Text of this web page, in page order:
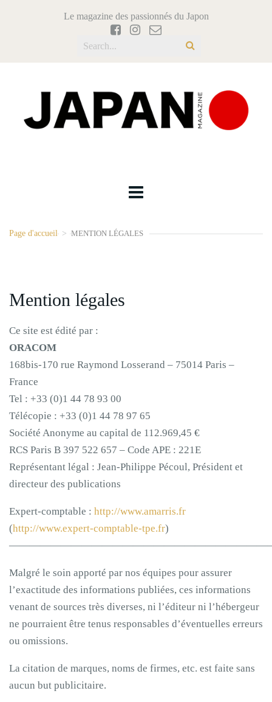
Le magazine des passionnés du Japon
Page d'accueil > MENTION LÉGALES
Mention légales
Ce site est édité par :
ORACOM
168bis-170 rue Raymond Losserand – 75014 Paris –
France
Tel : +33 (0)1 44 78 93 00
Télécopie : +33 (0)1 44 78 97 65
Société Anonyme au capital de 112.969,45 €
RCS Paris B 397 522 657 – Code APE : 221E
Représentant légal : Jean-Philippe Pécoul, Président et
directeur des publications
Expert-comptable : http://www.amarris.fr
(http://www.expert-comptable-tpe.fr)
Malgré le soin apporté par nos équipes pour assurer
l’exactitude des informations publiées, ces informations
venant de sources très diverses, ni l’éditeur ni l’hébergeur
ne pourraient être tenus responsables d’éventuelles erreurs
ou omissions.
La citation de marques, noms de firmes, etc. est faite sans
aucun but publicitaire.